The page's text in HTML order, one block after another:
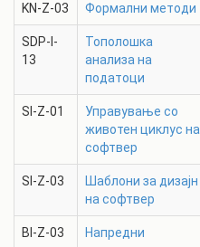
KN-Z-03 Формални методи
SDP-I-
13
Тополошка
анализа на
податоци
SI-Z-01
Управување со
животен циклус на
софтвер
SI-Z-03
Шаблони за дизајн
на софтвер
BI-Z-03
Напредни